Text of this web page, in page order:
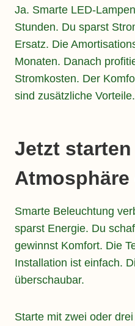
Ja. Smarte LED-
Stunden. Du sparst
Ersatz. Die
Monaten. Danach
Stromkosten. Der
sind zusätzliche Vorteile.
Jetzt
Atmosphäre
Smarte Beleuchtung
sparst Energie. Du
gewinnst Komfort. Die
Installation ist einfach.
überschaubar.
Starte mit zwei oder